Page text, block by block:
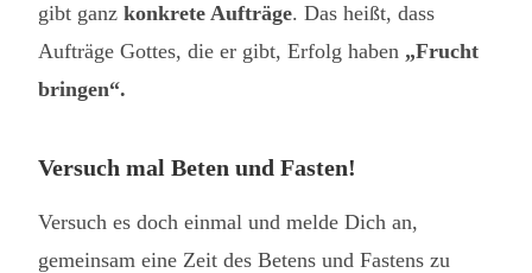
gibt ganzkonkrete Aufträge. Das heißt, dass
Aufträge Gottes, die er gibt, Erfolg haben „Frucht
bringen“.
Versuch mal Beten und Fasten!
Versuch es doch einmal und melde Dich an,
gemeinsam eine Zeit des Betens und Fastens zu